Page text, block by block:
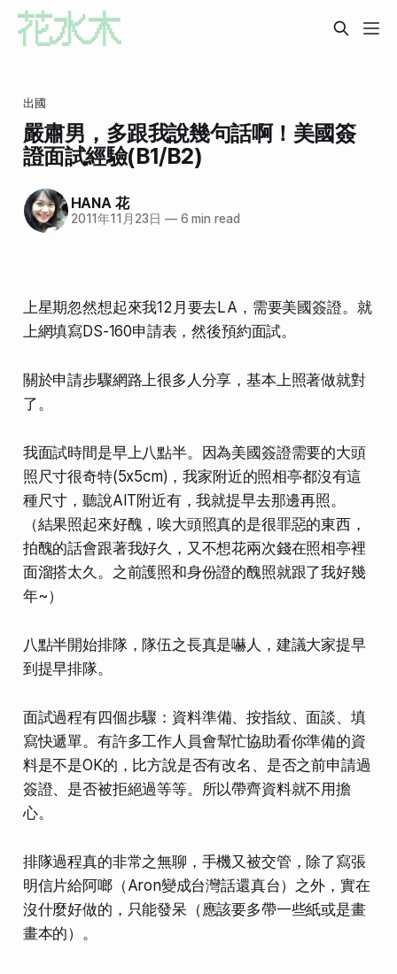
出國
嚴肅男，多跟我說幾句話啊！美國簽
證面試經驗(B1/B2)
HANA 花
2011年11月23日 —6 min read
上星期忽然想起來我12月要去LA，需要美國簽證。就
上網填寫DS-160申請表，然後預約面試。
關於申請步驟網路上很多人分享，基本上照著做就對
了。
我面試時間是早上八點半。因為美國簽證需要的大頭
照尺寸很奇特(5x5cm)，我家附近的照相亭都沒有這
種尺寸，聽說AIT附近有，我就提早去那邊再照。
（結果照起來好醜，唉大頭照真的是很罪惡的東西，
拍醜的話會跟著我好久，又不想花兩次錢在照相亭裡
面溜搭太久。之前護照和身份證的醜照就跟了我好幾
年~）
八點半開始排隊，隊伍之長真是嚇人，建議大家提早
到提早排隊。
面試過程有四個步驟： 資料準備、按指紋、面談、填
寫快遞單。有許多工作人員會幫忙協助看你準備的資
料是不是OK的，比方說是否有改名、是否之前申請過
簽證、是否被拒絕過等等。所以帶齊資料就不用擔
心。
排隊過程真的非常之無聊，手機又被交管，除了寫張
明信片給阿啷（Aron變成台灣話還真台）之外，實在
沒什麼好做的，只能發呆（應該要多帶一些紙或是畫
畫本的）。